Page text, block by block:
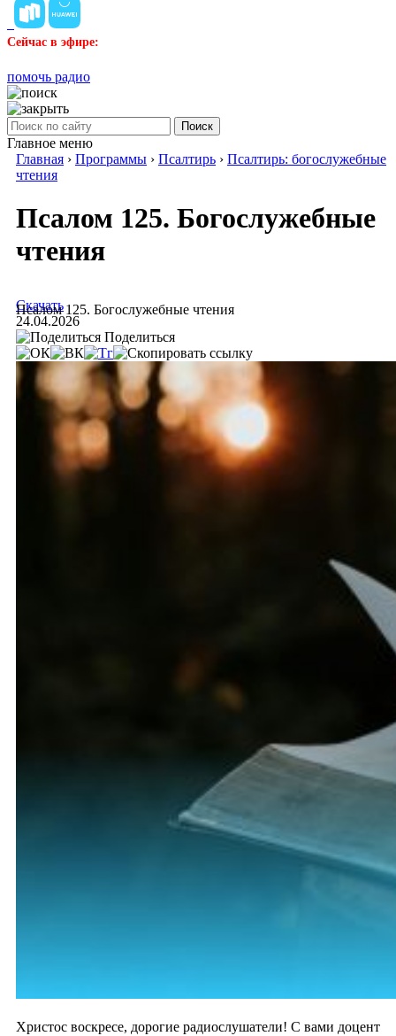
Сейчас в эфире:
помочь радио
Поиск
Главное меню
Главная › Программы › Псалтирь › Псалтирь: богослужебные
чтения
Псалом 125. Богослужебные
чтения
Псалом 125. Богослужебные чтения
Скачать
24.04.2026
Поделиться
Христос воскресе, дорогие радиослушатели! С вами доцент